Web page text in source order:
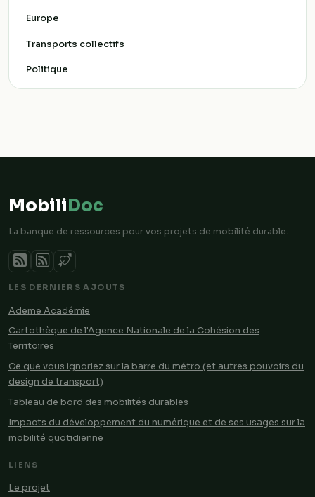
Europe
Transports collectifs
Politique
MobiliDoc
La banque de ressources pour vos projets de mobilité durable.
LES DERNIERS AJOUTS
Ademe Académie
Cartothèque de l'Agence Nationale de la Cohésion des
Territoires
Ce que vous ignoriez sur la barre du métro (et autres pouvoirs du
design de transport)
Tableau de bord des mobilités durables
Impacts du développement du numérique et de ses usages sur la
mobilité quotidienne
LIENS
Le projet